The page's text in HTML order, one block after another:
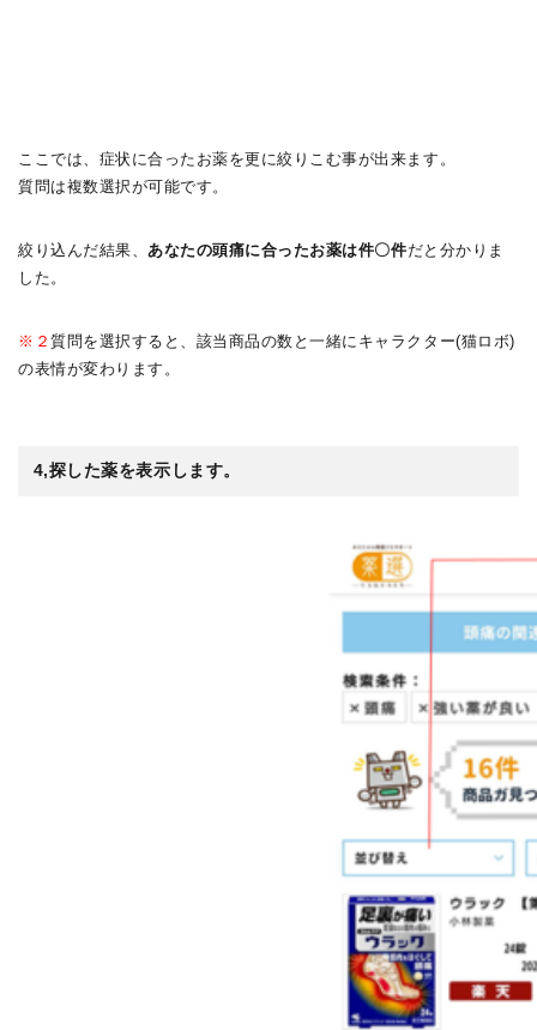
ここでは、症状に合ったお薬を更に絞りこむ事が出来ます。
質問は複数選択が可能です。
絞り込んだ結果、あなたの頭痛に合ったお薬は件〇件だと分かりま
した。
※２質問を選択すると、該当商品の数と一緒にキャラクター(猫ロボ)
の表情が変わります。
4,探した薬を表示します。